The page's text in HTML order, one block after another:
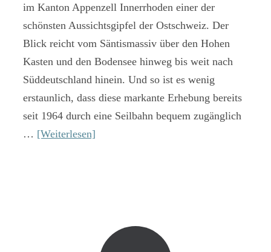
im Kanton Appenzell Innerrhoden einer der
schönsten Aussichtsgipfel der Ostschweiz. Der
Blick reicht vom Säntismassiv über den Hohen
Kasten und den Bodensee hinweg bis weit nach
Süddeutschland hinein. Und so ist es wenig
erstaunlich, dass diese markante Erhebung bereits
seit 1964 durch eine Seilbahn bequem zugänglich
… [Weiterlesen]